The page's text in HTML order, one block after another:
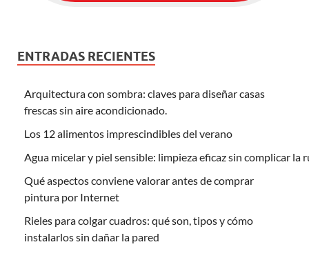
ENTRADAS RECIENTES
Arquitectura con sombra: claves para diseñar casas
frescas sin aire acondicionado.
Los 12 alimentos imprescindibles del verano
Agua micelar y piel sensible: limpieza eficaz sin complicar la
Qué aspectos conviene valorar antes de comprar
pintura por Internet
Rieles para colgar cuadros: qué son, tipos y cómo
instalarlos sin dañar la pared